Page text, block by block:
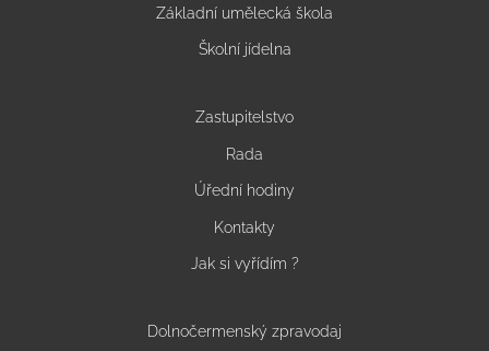
Základní umělecká škola
Školní jídelna
Zastupitelstvo
Rada
Úřední hodiny
Kontakty
Jak si vyřídím ?
Dolnočermenský zpravodaj